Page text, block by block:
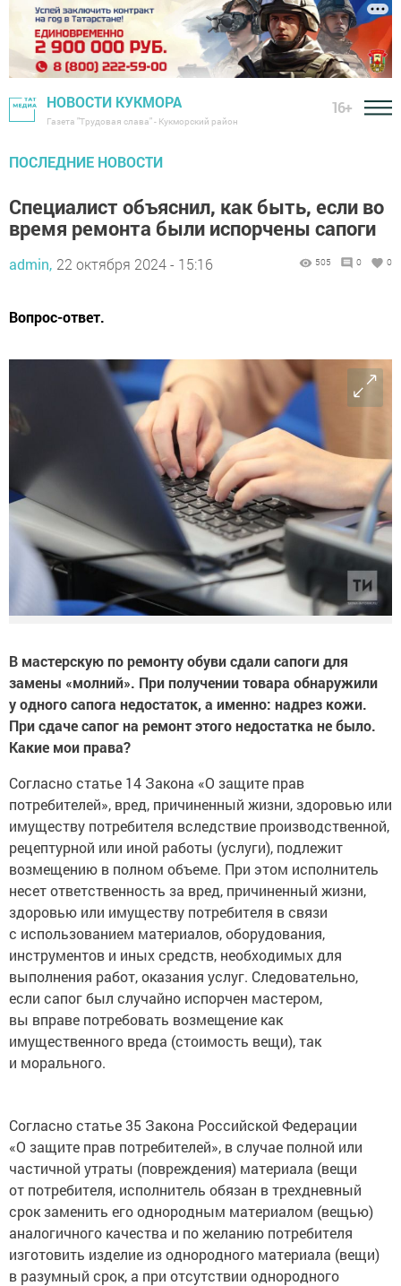
НОВОСТИ КУКМОРА
Газета "Трудовая слава" - Кукморский район
16+
ПОСЛЕДНИЕ НОВОСТИ
Специалист объяснил, как быть, если во
время ремонта были испорчены сапоги
admin, 22 октября 2024 - 15:16 505 0 0
Вопрос-ответ.
В мастерскую по ремонту обуви сдали сапоги для
замены «молний». При получении товара обнаружили
у одного сапога недостаток, а именно: надрез кожи.
При сдаче сапог на ремонт этого недостатка не было.
Какие мои права?
Согласно статье 14 Закона «О защите прав
потребителей», вред, причиненный жизни, здоровью или
имуществу потребителя вследствие производственной,
рецептурной или иной работы (услуги), подлежит
возмещению в полном объеме. При этом исполнитель
несет ответственность за вред, причиненный жизни,
здоровью или имуществу потребителя в связи
с использованием материалов, оборудования,
инструментов и иных средств, необходимых для
выполнения работ, оказания услуг. Следовательно,
если сапог был случайно испорчен мастером,
вы вправе потребовать возмещение как
имущественного вреда (стоимость вещи), так
и морального.
Согласно статье 35 Закона Российской Федерации
«О защите прав потребителей», в случае полной или
частичной утраты (повреждения) материала (вещи
от потребителя, исполнитель обязан в трехдневный
срок заменить его однородным материалом (вещью)
аналогичного качества и по желанию потребителя
изготовить изделие из однородного материала (вещи)
в разумный срок, а при отсутствии однородного